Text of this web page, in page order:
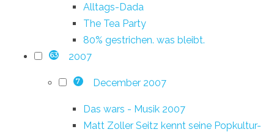
Alltags-Dada
The Tea Party
80% gestrichen. was bleibt.
63 2007
7 December 2007
Das wars - Musik 2007
Matt Zoller Seitz kennt seine Popkultur-